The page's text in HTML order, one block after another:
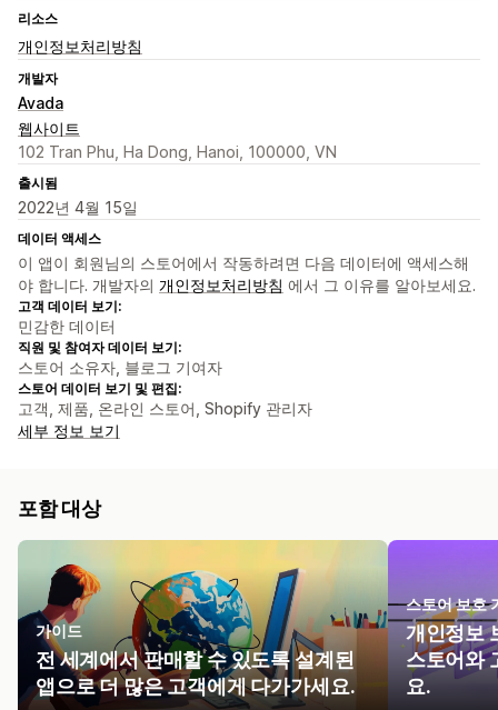
리소스
개인정보처리방침
개발자
Avada
웹사이트
102 Tran Phu, Ha Dong, Hanoi, 100000, VN
출시됨
2022년 4월 15일
데이터 액세스
이 앱이 회원님의 스토어에서 작동하려면 다음 데이터에 액세스해
야 합니다. 개발자의 개인정보처리방침 에서 그 이유를 알아보세요.
고객 데이터 보기:
민감한 데이터
직원 및 참여자 데이터 보기:
스토어 소유자, 블로그 기여자
스토어 데이터 보기 및 편집:
고객, 제품, 온라인 스토어, Shopify 관리자
세부 정보 보기
포함 대상
가이드
전 세계에서 판매할 수 있도록 설계된
앱으로 더 많은 고객에게 다가가세요.
스토어 보호
개인정보
스토어와
요.